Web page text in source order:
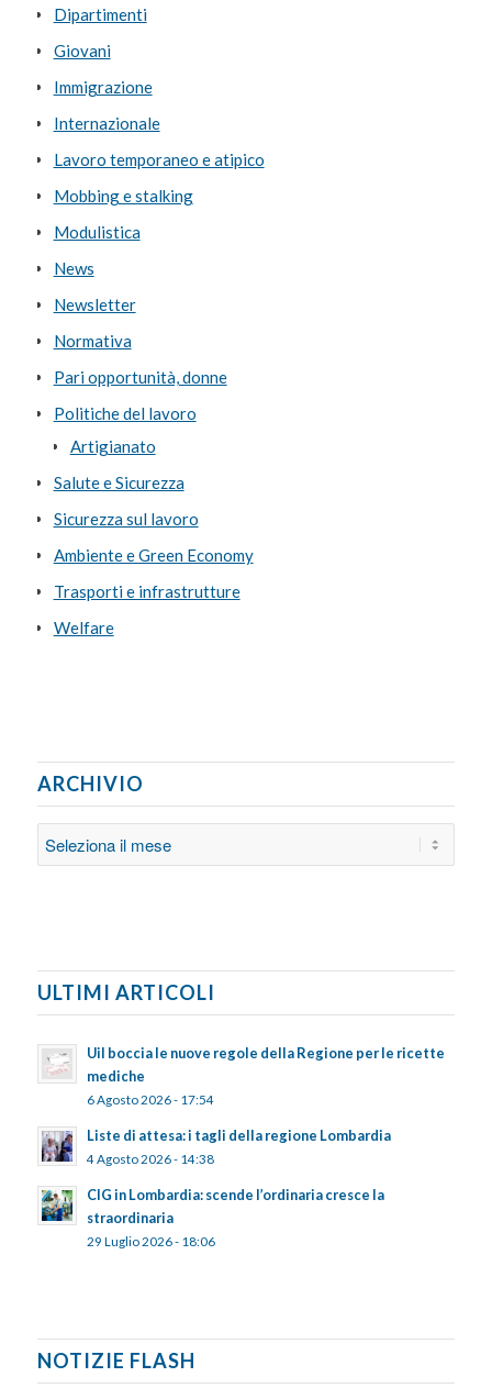
Dipartimenti
Giovani
Immigrazione
Internazionale
Lavoro temporaneo e atipico
Mobbing e stalking
Modulistica
News
Newsletter
Normativa
Pari opportunità, donne
Politiche del lavoro
Artigianato
Salute e Sicurezza
Sicurezza sul lavoro
Ambiente e Green Economy
Trasporti e infrastrutture
Welfare
ARCHIVIO
ULTIMI ARTICOLI
Uil boccia le nuove regole della Regione per le ricette
mediche
6 Agosto 2026 - 17:54
Liste di attesa: i tagli della regione Lombardia
4 Agosto 2026 - 14:38
CIG in Lombardia: scende l’ordinaria cresce la
straordinaria
29 Luglio 2026 - 18:06
NOTIZIE FLASH